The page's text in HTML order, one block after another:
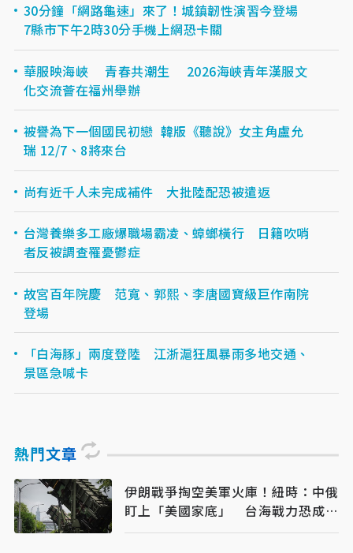
30分鐘「網路龜速」來了！城鎮韌性演習今登場
7縣市下午2時30分手機上網恐卡關
華服映海峽 青春共潮生 2026海峽青年漢服文
化交流薈在福州舉辦
被譽為下一個國民初戀 韓版《聽說》女主角盧允
瑞 12/7、8將來台
尚有近千人未完成補件 大批陸配恐被遣返
台灣養樂多工廠爆職場霸凌、蟑螂橫行 日籍吹哨
者反被調查罹憂鬱症
故宮百年院慶 范寬、郭熙、李唐國寶級巨作南院
登場
「白海豚」兩度登陸 江浙滬狂風暴雨多地交通、
景區急喊卡
熱門文章
伊朗戰爭掏空美軍火庫！紐時：中俄
盯上「美國家底」 台海戰力恐成最
大受害者